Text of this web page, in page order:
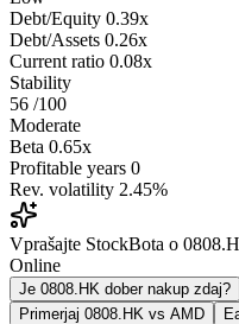
Debt/Equity 0.39x
Debt/Assets 0.26x
Current ratio 0.08x
Stability
56 /100
Moderate
Beta 0.65x
Profitable years 0
Rev. volatility 2.45%
Vprašajte StockBota o
Online
Je 0808.HK dober nakup zdaj?
Primerjaj 0808.HK vs AMD